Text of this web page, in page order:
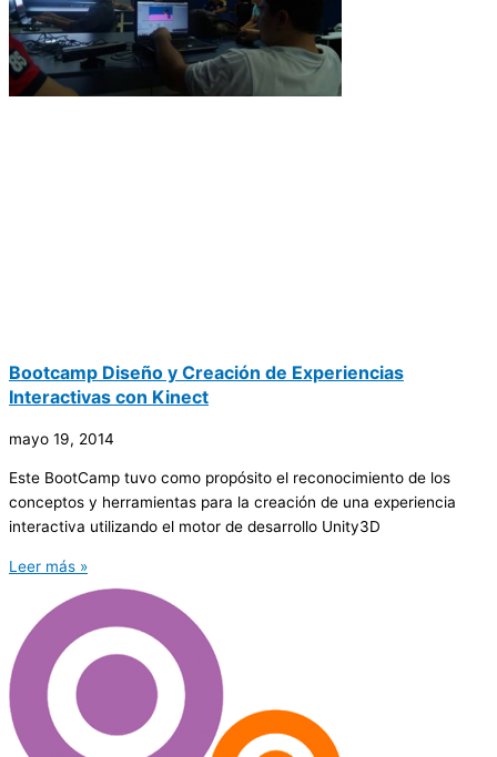
Bootcamp Diseño y Creación de Experiencias
Interactivas con Kinect
mayo 19, 2014
Este BootCamp tuvo como propósito el reconocimiento de los
conceptos y herramientas para la creación de una experiencia
interactiva utilizando el motor de desarrollo Unity3D
Leer más »